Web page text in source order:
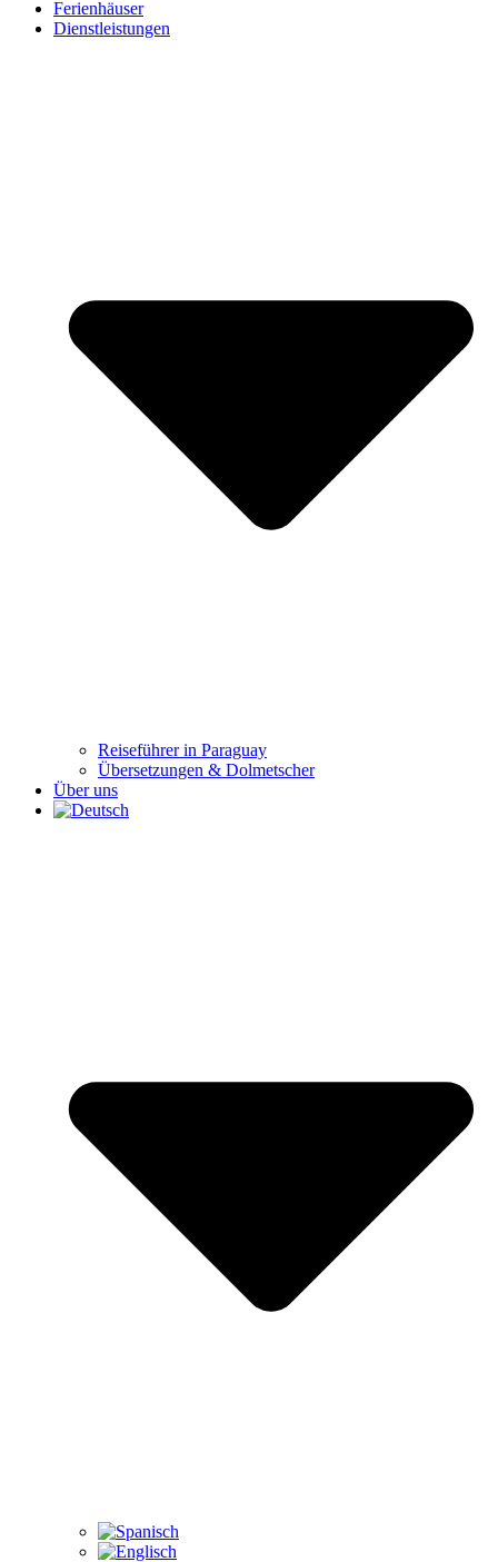
Ferienhäuser
Dienstleistungen
Reiseführer in Paraguay
Übersetzungen & Dolmetscher
Über uns